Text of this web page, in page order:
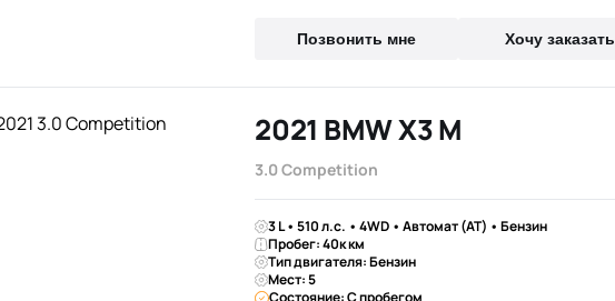
Позвонить мне Хочу заказать
2021 BMW X3 M
3.0 Competition
3 L • 510 л.с. • 4WD • Автомат (AT) • Бензин
Пробег: 40к км
Тип двигателя: Бензин
Мест: 5
Состояние: С пробегом